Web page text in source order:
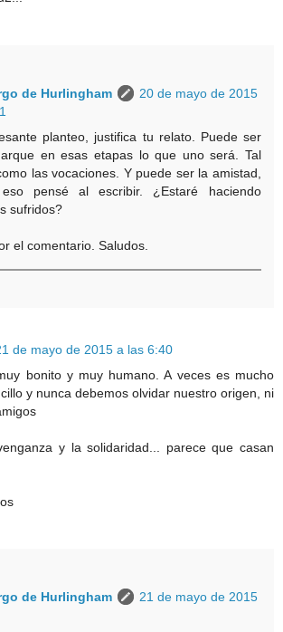
de Hurlingham
20 de mayo de 2015
planteo, justifica tu relato. Puede ser
en esas etapas lo que uno será. Tal
las vocaciones. Y puede ser la amistad,
pensé al escribir. ¿Estaré haciendo
sufridos?
el comentario. Saludos.
de mayo de 2015 a las 6:40
bonito y muy humano. A veces es mucho
y nunca debemos olvidar nuestro origen, ni
y la solidaridad... parece que casan
de Hurlingham
21 de mayo de 2015